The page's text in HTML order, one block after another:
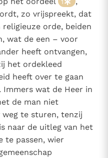
ons de noodzaak om
veel belangrijke
de Rooms
beschikbaar
van donaties.
1
zo vrijspreekt, dat
orde, beiden
wat de een – voor
heeft ontvangen,
het ordekleed
heeft over te gaan
Immers wat de Heer in
de man niet
te sturen, tenzij
naar de uitleg van het
te passen, wier